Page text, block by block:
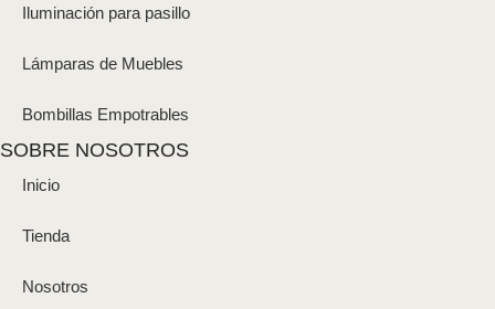
Iluminación para pasillo
Lámparas de Muebles
Bombillas Empotrables
SOBRE NOSOTROS
Inicio
Tienda
Nosotros